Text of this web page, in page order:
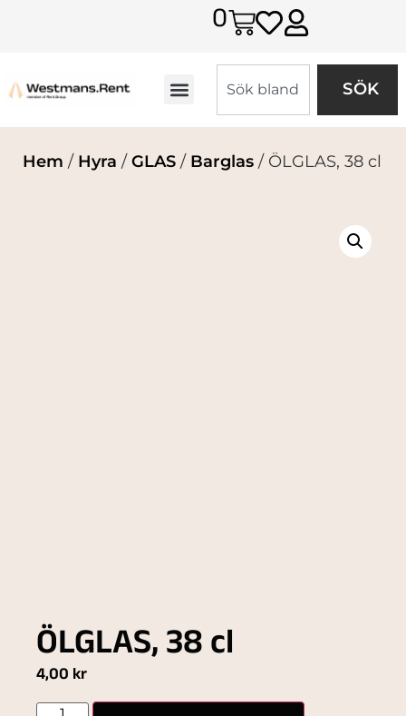
0
SÖK
Hem / Hyra / GLAS / Barglas / ÖLGLAS, 38 cl
ÖLGLAS, 38 cl
4,00 kr